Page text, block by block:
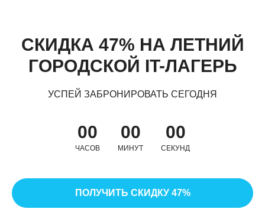
СКИДКА 47% НА ЛЕТНИЙ
ГОРОДСКОЙ IT-ЛАГЕРЬ
УСПЕЙ ЗАБРОНИРОВАТЬ СЕГОДНЯ
00
ЧАСОВ
00
МИНУТ
00
СЕКУНД
ПОЛУЧИТЬ СКИДКУ 47%